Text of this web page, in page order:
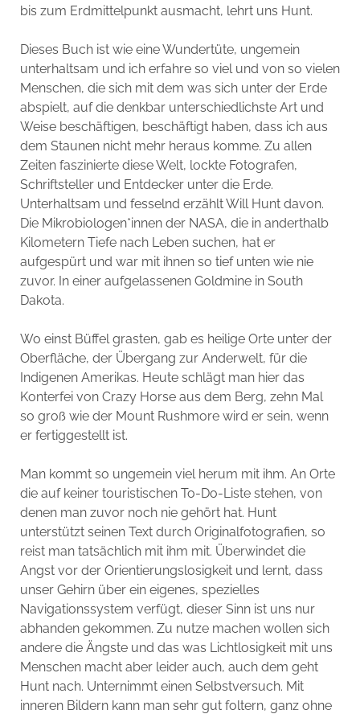
bis zum Erdmittelpunkt ausmacht, lehrt uns Hunt.
Dieses Buch ist wie eine Wundertüte, ungemein
unterhaltsam und ich erfahre so viel und von so vielen
Menschen, die sich mit dem was sich unter der Erde
abspielt, auf die denkbar unterschiedlichste Art und
Weise beschäftigen, beschäftigt haben, dass ich aus
dem Staunen nicht mehr heraus komme. Zu allen
Zeiten faszinierte diese Welt, lockte Fotografen,
Schriftsteller und Entdecker unter die Erde.
Unterhaltsam und fesselnd erzählt Will Hunt davon.
Die Mikrobiologen*innen der NASA, die in anderthalb
Kilometern Tiefe nach Leben suchen, hat er
aufgespürt und war mit ihnen so tief unten wie nie
zuvor. In einer aufgelassenen Goldmine in South
Dakota.
Wo einst Büffel grasten, gab es heilige Orte unter der
Oberfläche, der Übergang zur Anderwelt, für die
Indigenen Amerikas. Heute schlägt man hier das
Konterfei von Crazy Horse aus dem Berg, zehn Mal
so groß wie der Mount Rushmore wird er sein, wenn
er fertiggestellt ist.
Man kommt so ungemein viel herum mit ihm. An Orte
die auf keiner touristischen To-Do-Liste stehen, von
denen man zuvor noch nie gehört hat. Hunt
unterstützt seinen Text durch Originalfotografien, so
reist man tatsächlich mit ihm mit. Überwindet die
Angst vor der Orientierungslosigkeit und lernt, dass
unser Gehirn über ein eigenes, spezielles
Navigationssystem verfügt, dieser Sinn ist uns nur
abhanden gekommen. Zu nutze machen wollen sich
andere die Ängste und das was Lichtlosigkeit mit uns
Menschen macht aber leider auch, auch dem geht
Hunt nach. Unternimmt einen Selbstversuch. Mit
inneren Bildern kann man sehr gut foltern, ganz ohne